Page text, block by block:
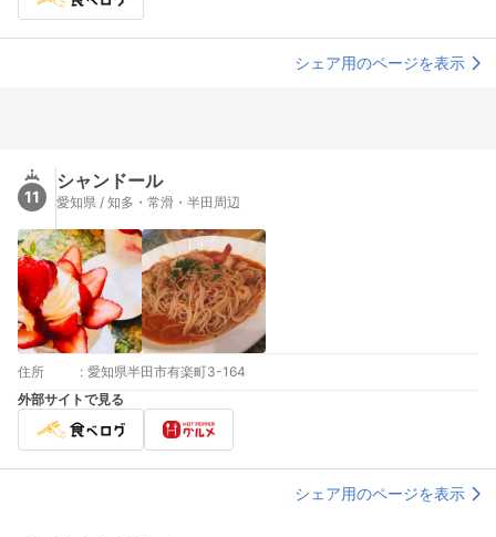
シェア用のページを表示
11
シャンドール
愛知県 / 知多・常滑・半田周辺
住所 : 愛知県半田市有楽町3-164
外部サイトで見る
シェア用のページを表示